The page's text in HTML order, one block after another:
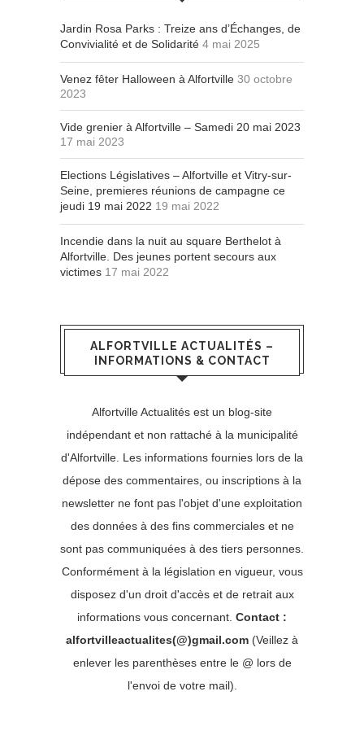
Jardin Rosa Parks : Treize ans d’Échanges, de
Convivialité et de Solidarité 4 mai 2025
Venez fêter Halloween à Alfortville 30 octobre
2023
Vide grenier à Alfortville – Samedi 20 mai 2023
17 mai 2023
Elections Législatives – Alfortville et Vitry-sur-
Seine, premieres réunions de campagne ce
jeudi 19 mai 2022 19 mai 2022
Incendie dans la nuit au square Berthelot à
Alfortville. Des jeunes portent secours aux
victimes 17 mai 2022
ALFORTVILLE ACTUALITÉS –
INFORMATIONS & CONTACT
Alfortville Actualités est un blog-site
indépendant et non rattaché à la municipalité
d'Alfortville. Les informations fournies lors de la
dépose des commentaires, ou inscriptions à la
newsletter ne font pas l'objet d'une exploitation
des données à des fins commerciales et ne
sont pas communiquées à des tiers personnes.
Conformément à la législation en vigueur, vous
disposez d'un droit d'accès et de retrait aux
informations vous concernant. Contact :
alfortvilleactualites(@)gmail.com (Veillez à
enlever les parenthèses entre le @ lors de
l'envoi de votre mail).